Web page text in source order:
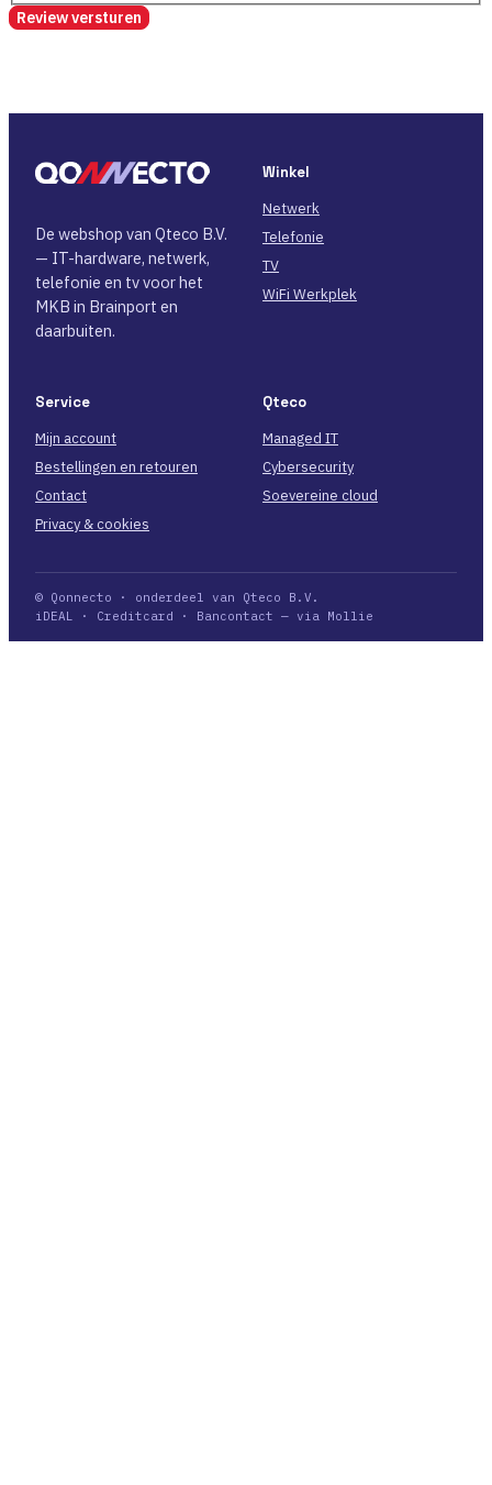
Review versturen
De webshop van Qteco B.V.
— IT-hardware, netwerk,
telefonie en tv voor het
MKB in Brainport en
daarbuiten.
Winkel
Netwerk
Telefonie
TV
WiFi Werkplek
Service
Mijn account
Bestellingen en retouren
Contact
Privacy & cookies
Qteco
Managed IT
Cybersecurity
Soevereine cloud
© Qonnecto · onderdeel van Qteco B.V.
iDEAL · Creditcard · Bancontact — via Mollie